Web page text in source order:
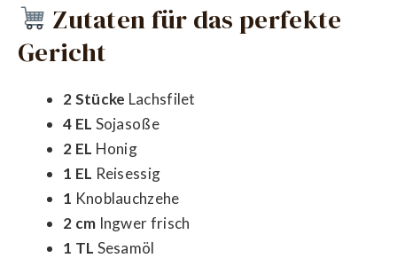
Zutaten für das perfekte
Gericht
2 Stücke Lachsfilet
4 EL Sojasoße
2 EL Honig
1 EL Reisessig
1 Knoblauchzehe
2 cm Ingwer frisch
1 TL Sesamöl